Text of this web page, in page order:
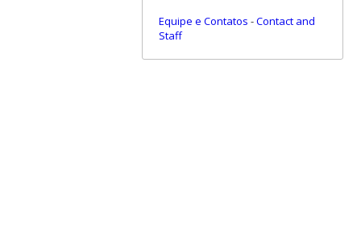
Equipe e Contatos -Contact and
Staff